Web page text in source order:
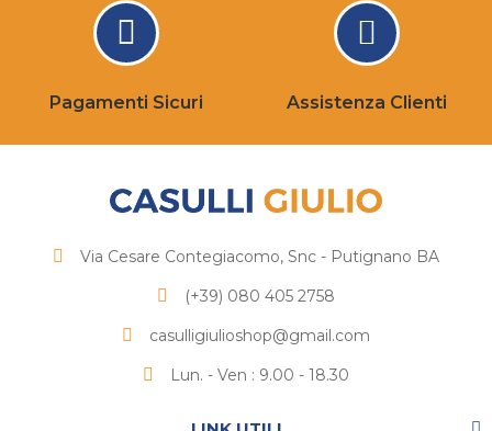
Pagamenti Sicuri Assistenza Clienti
Via Cesare Contegiacomo, Snc - Putignano BA
(+39) 080 405 2758
casulligiulioshop@gmail.com
Lun. - Ven : 9.00 - 18.30